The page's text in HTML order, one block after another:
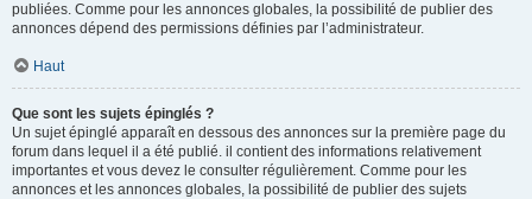
publiées. Comme pour les annonces globales, la possibilité de publier des
annonces dépend des permissions définies par l’administrateur.
Haut
Que sont les sujets épinglés ?
Un sujet épinglé apparaît en dessous des annonces sur la première page du
forum dans lequel il a été publié. il contient des informations relativement
importantes et vous devez le consulter régulièrement. Comme pour les
annonces et les annonces globales, la possibilité de publier des sujets